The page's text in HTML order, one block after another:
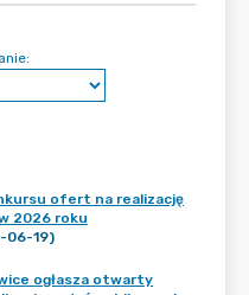
ofert na realizację
2026 roku
06-19)
ogłasza otwarty